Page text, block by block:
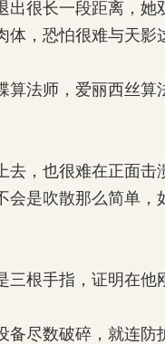
长一段距离，她
，恐怕很难与天影
法师，爱丽西丝算
，也很难在正面击
会是吹散那么简单
手指，证明在他
尽数破碎，就连防